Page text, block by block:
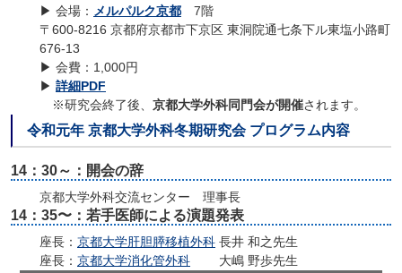
▶ 会場： メルパルク京都 7階
〒600-8216 京都府京都市下京区 東洞院通七条下ル東塩小路町
676-13
▶ 会費：1,000円
▶ 詳細PDF
※研究会終了後、 京都大学外科同門会が開催されます。
令和元年 京都大学外科冬期研究会 プログラム内容
14：30～：開会の辞
京都大学外科交流センター 理事長
14：35〜：若手医師による演題発表
座長： 京都大学肝胆膵移植外科 長井 和之先生
座長： 京都大学消化管外科 大嶋 野歩先生